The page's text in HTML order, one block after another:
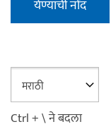
Ctrl + \ ने बदला